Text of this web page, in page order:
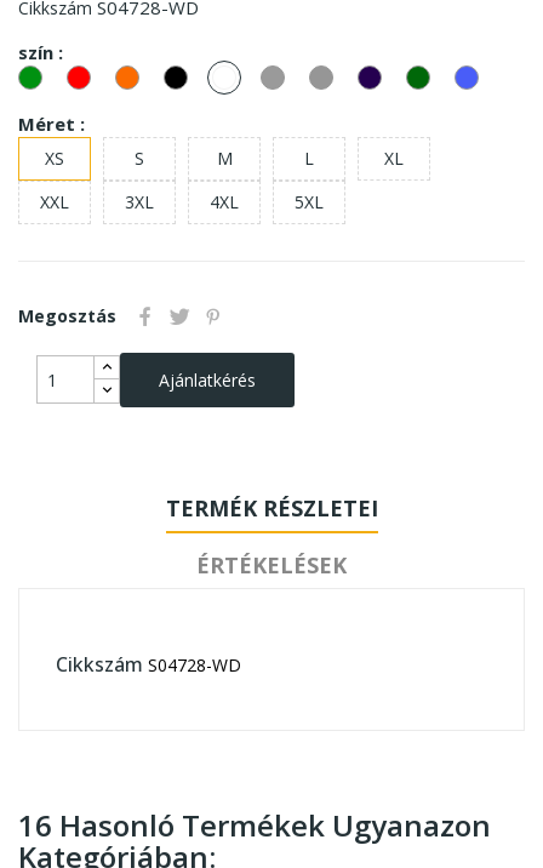
Cikkszám S04728-WD
szín :
zöld piros Narancssárga
Feketefehér SzürkeGrey
Melange
Francia
tengerészkék
sötétzöld
Méret :
XS S M L
XL
XXL
3XL 4XL 5XL
Megosztás
Ajánlatkérés
TERMÉK RÉSZLETEI
ÉRTÉKELÉSEK
Cikkszám S04728-WD
16 Hasonló Termékek Ugyanazon
Kategóriában: